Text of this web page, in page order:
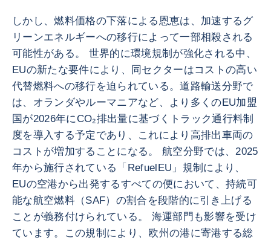
しかし、燃料価格の下落による恩恵は、加速するグ
リーンエネルギーへの移行によって一部相殺される
可能性がある。 世界的に環境規制が強化される中、
EUの新たな要件により、同セクターはコストの高い
代替燃料への移行を迫られている。道路輸送分野で
は、オランダやルーマニアなど、より多くのEU加盟
国が2026年にCO₂排出量に基づくトラック通行料制
度を導入する予定であり、これにより高排出車両の
コストが増加することになる。 航空分野では、2025
年から施行されている「RefuelEU」規制により、
EUの空港から出発するすべての便において、持続可
能な航空燃料（SAF）の割合を段階的に引き上げる
ことが義務付けられている。 海運部門も影響を受け
ています。この規制により、欧州の港に寄港する総